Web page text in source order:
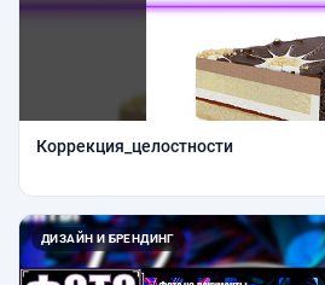
Коррекция_целостности
ДИЗАЙН И БРЕНДИНГ